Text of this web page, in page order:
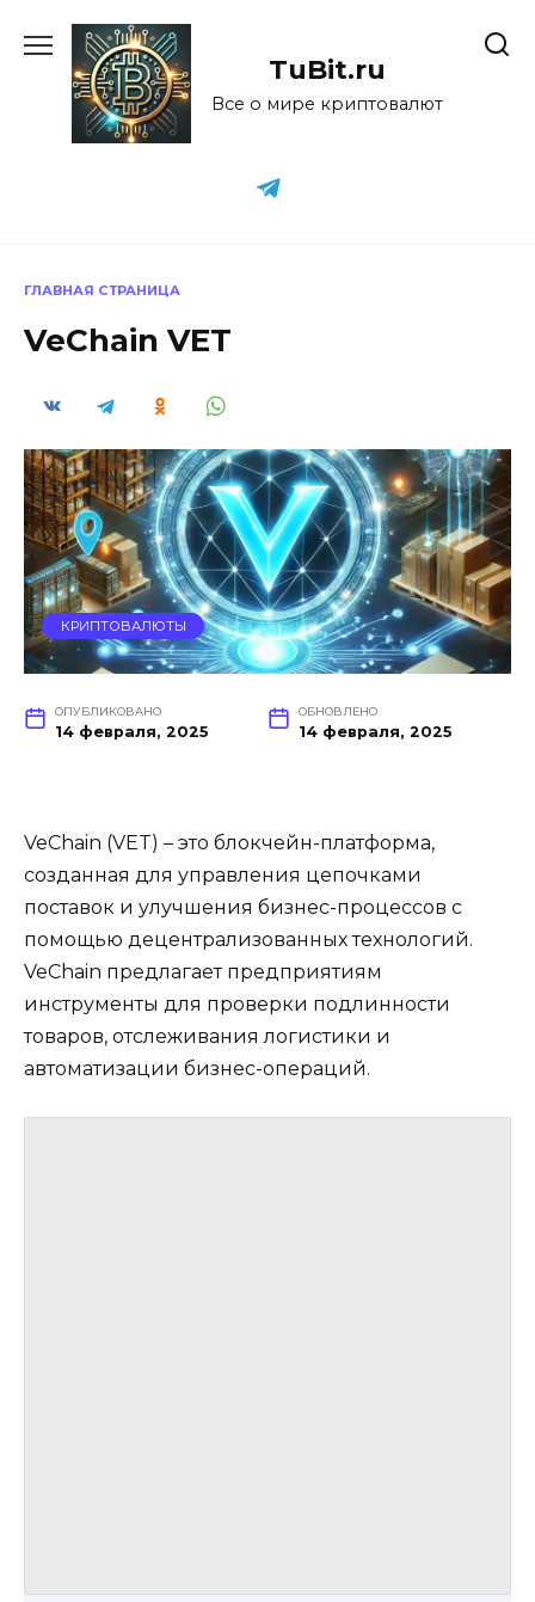
содержанию
TuBit.ru
Все о мире криптовалют
ГЛАВНАЯ СТРАНИЦА
VeChain VET
КРИПТОВАЛЮТЫ
ОПУБЛИКОВАНО
14 февраля, 2025
ОБНОВЛЕНО
14 февраля, 2025
VeChain (VET) – это блокчейн-платформа,
созданная для управления цепочками
поставок и улучшения бизнес-процессов с
помощью децентрализованных технологий.
VeChain предлагает предприятиям
инструменты для проверки подлинности
товаров, отслеживания логистики и
автоматизации бизнес-операций.